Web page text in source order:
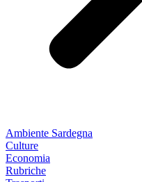
Ambiente Sardegna
Culture
Economia
Rubriche